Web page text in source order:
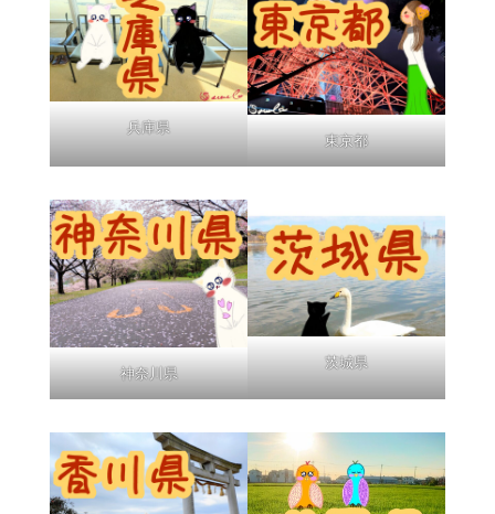
兵庫県
東京都
神奈川県
茨城県